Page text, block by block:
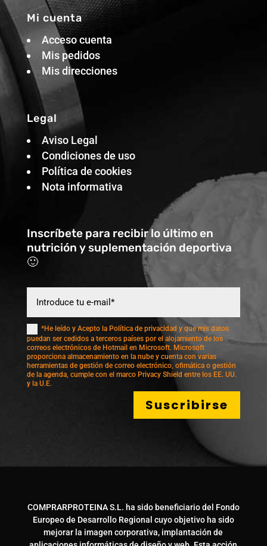
Mi cuenta
Acceso cuenta
Mis pedidos
Mis direcciones
Legal
Aviso Legal
Condiciones de uso
Política de cookies
Nota informativa
Inscríbete para recibir lo último en
nutrición y suplementación deportiva
🙂
*He leído y Acepto la Política de privacidad y que mis datos
puedan ser cedidos a terceros países por el alojamiento de los
correos electrónicos de Hotmail en Microsoft. Microsoft
proporciona almacenamiento en la nube y cuenta con varias
herramientas de gestión de correo electrónico, ofimática o gestión
de la agenda, cumple con el marco Privacy Shield entre los EE. UU.
y la U.E.
Suscribirse
COMPRARPROTEINA S.L. ha sido beneficiario del Fondo
Europeo de Desarrollo Regional cuyo objetivo ha sido
mejorar la imagen corporativa, implantación de